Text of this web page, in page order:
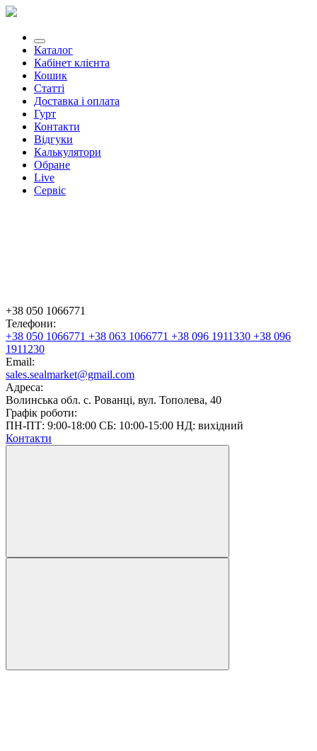
Каталог
Кабінет клієнта
Кошик
Статті
Доставка і оплата
Гурт
Контакти
Відгуки
Калькулятори
Обране
Live
Сервіс
+38 050 1066771
Телефони:
+38 050 1066771 +38 063 1066771 +38 096 1911330 +38 096
1911230
Email:
sales.sealmarket@gmail.com
Адреса:
Волинська обл. с. Рованці, вул. Тополева, 40
Графік роботи:
ПН-ПТ: 9:00-18:00 СБ: 10:00-15:00 НД: вихідний
Контакти